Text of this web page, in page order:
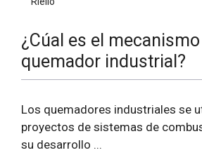
¿Cúal es el
quemador industrial?
Los quemadores industriales se
proyectos de sistemas de
su desarrollo ...